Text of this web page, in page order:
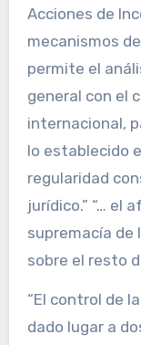
Acciones de
mecanismos
permite el
general con el
internacional,
lo establecido
regularidad
jurídico.” “… el
supremacía
sobre el resto
“El control de
dado lugar a